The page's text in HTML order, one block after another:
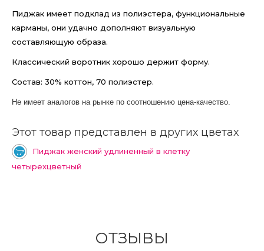
Пиджак имеет подклад из полиэстера, функциональные
карманы, они удачно дополняют визуальную
составляющую образа.
Классический воротник хорошо держит форму.
Состав: 30% коттон, 70 полиэстер.
Не имеет аналогов на рынке по соотношению цена-качество.
Этот товар представлен в других цветах
Пиджак женский удлиненный в клетку
четырехцветный
ОТЗЫВЫ